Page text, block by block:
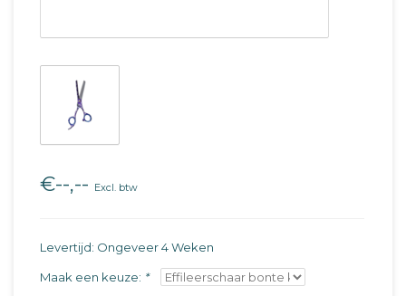
€--,-- Excl. btw
Levertijd: Ongeveer 4 Weken
Maak een keuze: *